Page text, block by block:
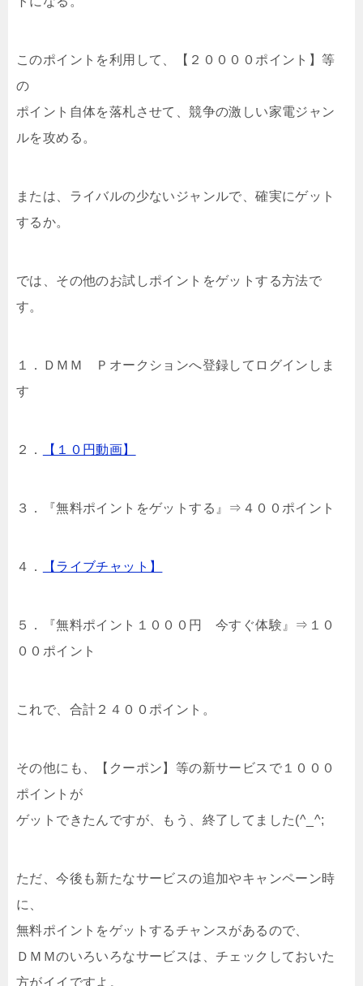
このポイントを利用して、【２００００ポイント】等
の
ポイント自体を落札させて、競争の激しい家電ジャン
ルを攻める。
または、ライバルの少ないジャンルで、確実にゲット
するか。
では、その他のお試しポイントをゲットする方法で
す。
１．ＤＭＭ Ｐオークションへ登録してログインしま
す
２． 【１０円動画】
３．『無料ポイントをゲットする』⇒４００ポイント
４． 【ライブチャット】
５．『無料ポイント１０００円 今すぐ体験』⇒１０
００ポイント
これで、合計２４００ポイント。
その他にも、【クーポン】等の新サービスで１０００
ポイントが
ゲットできたんですが、もう、終了してました(^_^;
ただ、今後も新たなサービスの追加やキャンペーン時
に、
無料ポイントをゲットするチャンスがあるので、
ＤＭＭのいろいろなサービスは、チェックしておいた
方がイイですよ。